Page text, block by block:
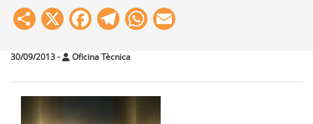
Share
X Facebook
Telegram
WhatsApp
30/09/2013- Oficina Tècnica